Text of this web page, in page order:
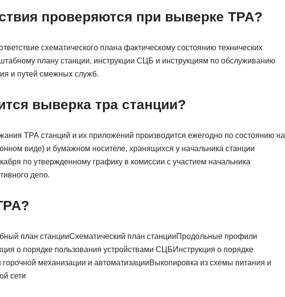
проверяются при выверке ТРА?
схематического плана фактическому состоянию технических
плану станции, инструкции СЦБ и инструкциям по обслуживанию
и путей смежных служб.
выверка тра станции?
ТРА станций и их приложений производится ежегодно по состоянию на
виде) и бумажном носителе, хранящихся у начальника станции
по утвержденному графику в комиссии с участием начальника
депо.
план станцииСхематический план станцииПродольные профили
о порядке пользования устройствами СЦБИнструкция о порядке
горочной механизации и автоматизацииВыкопировка из схемы питания и
сети